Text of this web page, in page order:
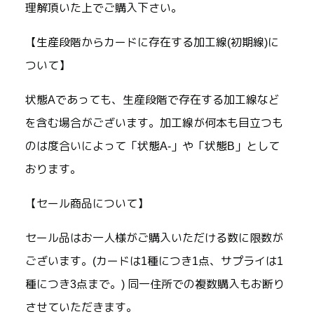
理解頂いた上でご購入下さい。
【生産段階からカードに存在する加工線(初期線)に
ついて】
状態Aであっても、生産段階で存在する加工線など
を含む場合がございます。加工線が何本も目立つも
のは度合いによって「状態A-」や「状態B」として
おります。
【セール商品について】
セール品はお一人様がご購入いただける数に限数が
ございます。(カードは1種につき1点、サプライは1
種につき3点まで。) 同一住所での複数購入もお断り
させていただきます。